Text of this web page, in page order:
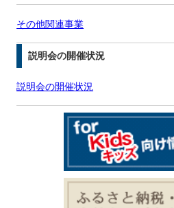
その他関連事業
説明会の開催状況
説明会の開催状況